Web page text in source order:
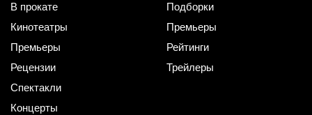
В прокате
Кинотеатры
Премьеры
Рецензии
Спектакли
Концерты
Подборки
Премьеры
Рейтинги
Трейлеры